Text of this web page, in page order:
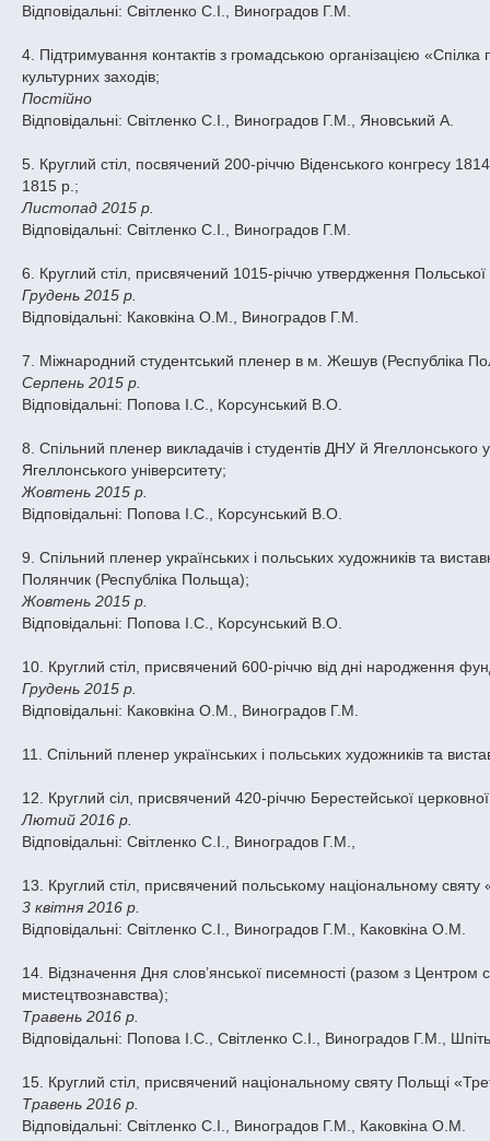
Відповідальні: Світленко С.І., Виноградов Г.М.
4. Підтримування контактів з громадською організацією
культурних заходів;
Постійно
Відповідальні: Світленко С.І., Виноградов Г.М., Яновський А.
5. Круглий стіл, посвячений 200-річчю Віденського конгресу
1815 р.;
Листопад 2015 р.
Відповідальні: Світленко С.І., Виноградов Г.М.
6. Круглий стіл, присвячений 1015-річчю утвердження
Грудень 2015 р.
Відповідальні: Каковкіна О.М., Виноградов Г.М.
7. Міжнародний студентський пленер в м. Жешув (Республіка
Серпень 2015 р.
Відповідальні: Попова І.С., Корсунський В.О.
8. Спільний пленер викладачів і студентів ДНУ й
Ягеллонського університету;
Жовтень 2015 р.
Відповідальні: Попова І.С., Корсунський В.О.
9. Спільний пленер українських і польських художників та
Полянчик (Республіка Польща);
Жовтень 2015 р.
Відповідальні: Попова І.С., Корсунський В.О.
10. Круглий стіл, присвячений 600-річчю від дні народження
Грудень 2015 р.
Відповідальні: Каковкіна О.М., Виноградов Г.М.
11. Спільний пленер українських і польських художників та
12. Круглий сіл, присвячений 420-річчю Берестейської
Лютий 2016 р.
Відповідальні: Світленко С.І., Виноградов Г.М.,
13. Круглий стіл, присвячений польському національному святу
3 квітня 2016 р.
Відповідальні: Світленко С.І., Виноградов Г.М., Каковкіна О.М.
14. Відзначення Дня слов’янської писемності (разом з Центром
мистецтвознавства);
Травень 2016 р.
Відповідальні: Попова І.С., Світленко С.І., Виноградов Г.М.,
15. Круглий стіл, присвячений національному святу Польщі
Травень 2016 р.
Відповідальні: Світленко С.І., Виноградов Г.М., Каковкіна О.М.